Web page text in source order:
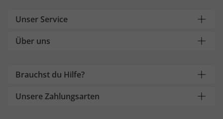
Unser Service
Über uns
Brauchst du Hilfe?
Unsere Zahlungsarten